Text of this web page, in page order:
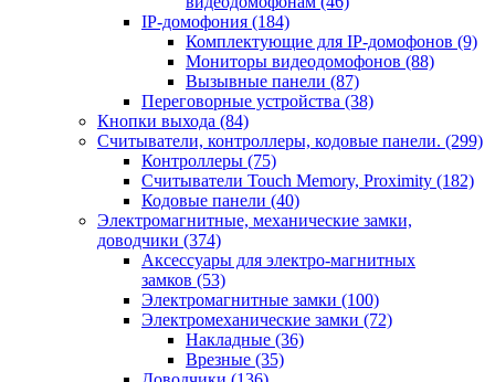
IP-домофония (184)
Комплектующие для IP-домофонов (9)
Мониторы видеодомофонов (88)
Вызывные панели (87)
Переговорные устройства (38)
Кнопки выхода (84)
Считыватели, контроллеры, кодовые панели. (299)
Контроллеры (75)
Считыватели Touch Memory, Proximity (182)
Кодовые панели (40)
Электромагнитные, механические замки,
доводчики (374)
Аксессуары для электро-магнитных
замков (53)
Электромагнитные замки (100)
Электромеханические замки (72)
Накладные (36)
Врезные (35)